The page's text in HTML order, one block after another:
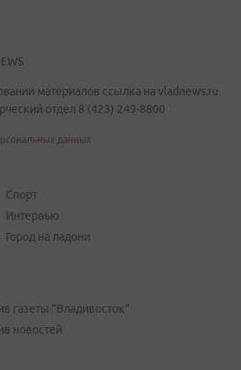
материалов ссылка на vladnews.ru
отдел 8 (423) 249-8800
данных
Спорт
Интервью
Город на ладони
газеты "Владивосток"
новостей